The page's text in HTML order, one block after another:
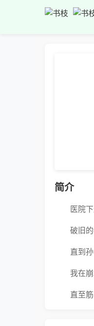
简介
医院
破旧
直到
我在
直至